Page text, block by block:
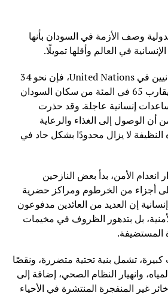
وصف الأزمة في السودان بأنها
في العالم وأقلها تمويلًا.
وبحسب مسؤولين إنسانيين في United Nations، فإن نحو 34
مليون شخص — أي ما يقارب 65 في المئة من سكان السودان
إنسانية عاجلة. وقد حذرت
أن الوصول إلى الغذاء والرعاية
النظيفة لا يزال محدودًا بشكل حاد في
الأمن، بدأ بعض النازحين
أجزاء من الخرطوم ومراكز حضرية
إن العديد من العائدين مدفوعون
بل بتدهور الظروف في مخيمات
المستضيفة.
كبيرة، تشمل بنية تحتية متضررة، ونقصًا
وانهيار النظام الصحي، إضافة إلى
غير المنفجرة المنتشرة في الأحياء